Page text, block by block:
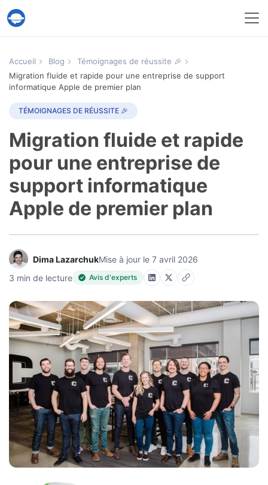
Service Help Desk Migration
Accueil Blog
Témoignages de réussite 🎉
Migration fluide et rapide pour une entreprise de support
informatique Apple de premier plan
TÉMOIGNAGES DE RÉUSSITE 🎉
Migration fluide et rapide
pour une entreprise de
support informatique
Apple de premier plan
Dima LazarchukMise à jour le 7 avril 2026
3 min de lecture
Avis d'experts